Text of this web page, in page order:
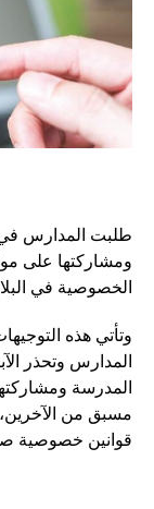
طلبت المدارس في
ومشاركتها على
الخصوصية في
وتأتي هذه
المدارس وتحذر
المدرسة
مسبق من الآخرين،
قوانين خصوصية